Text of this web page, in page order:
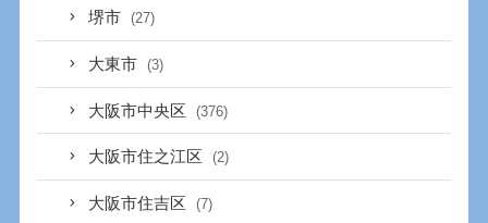
堺市 (27)
大東市 (3)
大阪市中央区 (376)
大阪市住之江区 (2)
大阪市住吉区 (7)